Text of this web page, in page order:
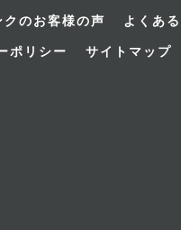
のお客様の声 よくあ
ポリシー サイトマップ